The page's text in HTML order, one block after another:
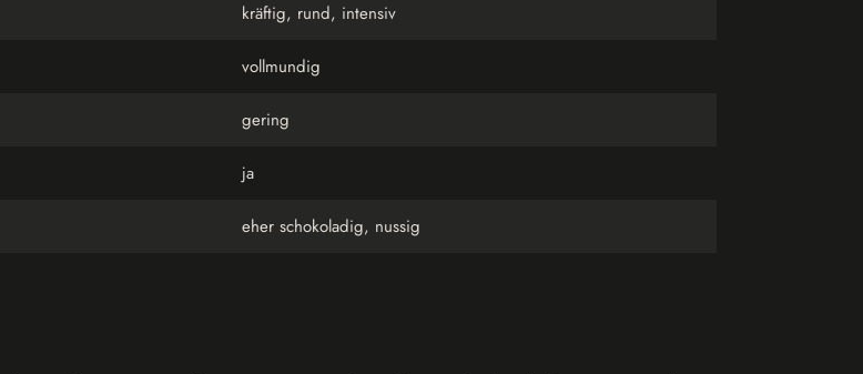
kräftig, rund, intensiv
vollmundig
gering
ja
eher schokoladig, nussig